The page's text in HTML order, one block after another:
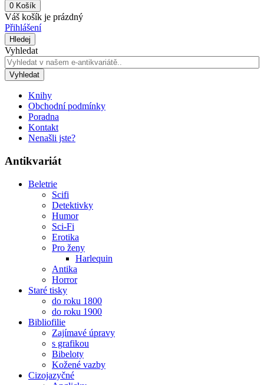
0 Košík
Váš košík je prázdný
Přihlášení
Hledej
Vyhledat
Vyhledat
Knihy
Obchodní podmínky
Poradna
Kontakt
Nenašli jste?
Antikvariát
Beletrie
Scifi
Detektivky
Humor
Sci-Fi
Erotika
Pro ženy
Harlequin
Antika
Horror
Staré tisky
do roku 1800
do roku 1900
Bibliofilie
Zajímavé úpravy
s grafikou
Bibeloty
Kožené vazby
Cizojazyčné